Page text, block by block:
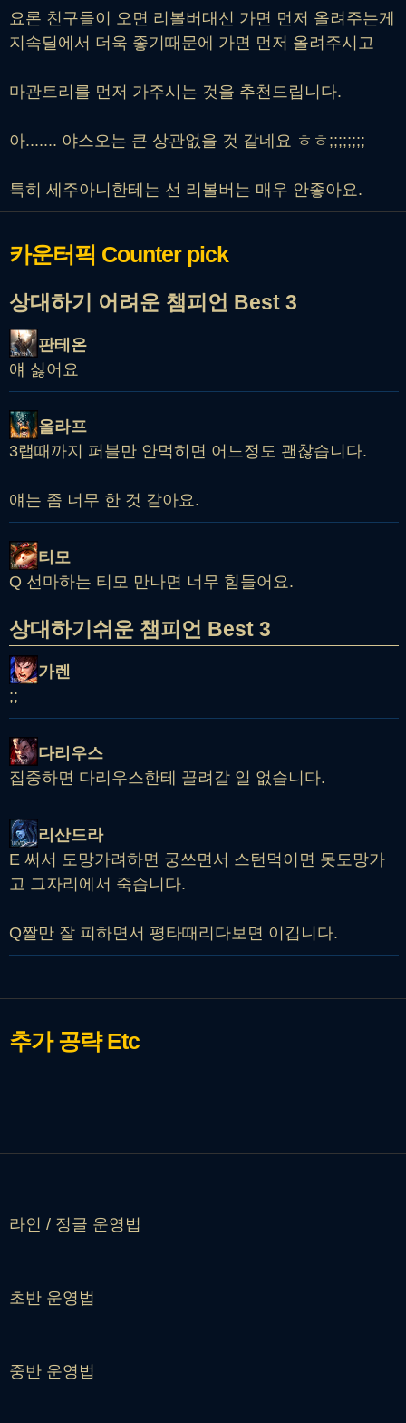
요론 친구들이 오면 리볼버대신 가면 먼저 올려주는게
지속딜에서 더욱 좋기때문에 가면 먼저 올려주시고
마관트리를 먼저 가주시는 것을 추천드립니다.
아....... 야스오는 큰 상관없을 것 같네요 ㅎㅎ;;;;;;;;
특히 세주아니한테는 선 리볼버는 매우 안좋아요.
카운터픽 Counter pick
상대하기 어려운 챔피언 Best 3
판테온
얘 싫어요
올라프
3랩때까지 퍼블만 안먹히면 어느정도 괜찮습니다.
얘는 좀 너무 한 것 같아요.
티모
Q 선마하는 티모 만나면 너무 힘들어요.
상대하기쉬운 챔피언 Best 3
가렌
;;
다리우스
집중하면 다리우스한테 끌려갈 일 없습니다.
리산드라
E 써서 도망가려하면 궁쓰면서 스턴먹이면 못도망가
고 그자리에서 죽습니다.
Q짤만 잘 피하면서 평타때리다보면 이깁니다.
추가 공략Etc
라인 / 정글 운영법
초반 운영법
중반 운영법